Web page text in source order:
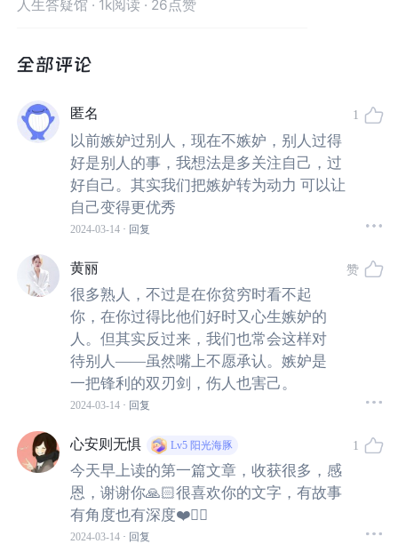
有一个寓言：
天使来到一对农夫家中，说会满足他们3个愿望，但条件
农夫二人开心极了，他们许下了第一个愿望：明天楚门
多一粮仓稻谷，这样明年就不用耕作了。
第二天妇人一出门果然看到一堆粮食，兴奋地去买修粮
仓的材料时发现邻居家多了两堆，此时他内心有些不
悦。后来天使又来了，他们说第二个愿望是生个大胖小
子。果然十个月之后他们生了一个孩子，但是转眼一
看，邻居生了一对双胞胎。
农夫一家心里彻底不平衡了，于是第三个愿望他们说要
天使砍掉一只手臂，这样邻居就会失去双手，再也无法
做任何事。
天使流下眼泪，拒绝了他们，并说：“愚蠢的人啊！你何
必要伤害别人，把痛苦留给自己”。
嫉妒令人面目全非。但嫉妒他人，真正受损的却是自己。
人生答疑馆 · 1k阅读 · 26点赞
匿名
以前嫉妒过别人，现在不嫉妒，别人过得
好是别人的事，我想法是多关注自己，过
好自己。其实我们把嫉妒转为动力 可以让
自己变得更优秀
2024-03-14 · 回复
1
黄丽
很多熟人，不过是在你贫穷时看不起
你，在你过得比他们好时又心生嫉妒的
人。但其实反过来，我们也常会这样对
待别人——虽然嘴上不愿承认。嫉妒是
一把锋利的双刃剑，伤人也害己。
2024-03-14 · 回复
赞
心安则无惧 Lv5 阳光海豚
今天早上读的第一篇文章，收获很多，感
恩，谢谢你🙏🏻很喜欢你的文字，有故事
有角度也有深度❤️👍🏻
2024-03-14 · 回复
1